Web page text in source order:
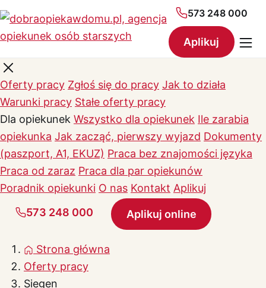
573 248 000
Aplikuj
Oferty pracy Zgłoś się do pracy Jak to działa
Warunki pracy Stałe oferty pracy
Dla opiekunek Wszystko dla opiekunek Ile zarabia
opiekunka Jak zacząć, pierwszy wyjazd Dokumenty
(paszport, A1, EKUZ) Praca bez znajomości języka
Praca od zaraz Praca dla par opiekunów
Poradnik opiekunki O nas Kontakt Aplikuj
573 248 000
Aplikuj online
Strona główna
Oferty pracy
Siegen